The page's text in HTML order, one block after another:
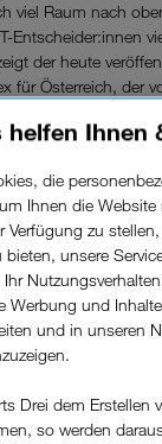
viel Raum nach
Entscheider:innen
der heute
für Österreich, der
Drei bei
gegeben wurde.
Jahres rund 800
in ganz Österreich
Anstieg zu
mit
seit
und mittlere
Betriebe mit
weiter zurück.
von Drei : "Die
stagniert – und
helfen Ihnen
die
Ihnen die Website
Verfügung zu
bieten, unsere
Werbung und
und in unseren
Drei dem Erstellen
so werden